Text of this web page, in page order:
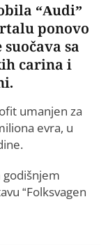
“Audi”
ponovo
sa
carina i
umanjen za
evra, u
godišnjem
“Folksvagen